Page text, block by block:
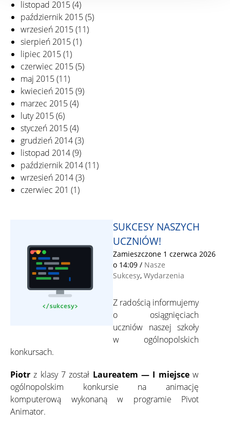
listopad 2015(4)
październik 2015(5)
wrzesień 2015(11)
sierpień 2015(1)
lipiec 2015(1)
czerwiec 2015(5)
maj 2015(11)
kwiecień 2015(9)
marzec 2015(4)
luty 2015(6)
styczeń 2015(4)
grudzień 2014(3)
listopad 2014(9)
październik 2014(11)
wrzesień 2014(3)
czerwiec 201 (1)
SUKCESY NASZYCH
UCZNIÓW!
Zamieszczone 1 czerwca 2026
o 14:09 / Nasze
Sukcesy, Wydarzenia
Z radością informujemy
o osiągnięciach
uczniów naszej szkoły
w ogólnopolskich
konkursach.
Piotr z klasy 7 został Laureatem — I miejscew
ogólnopolskim konkursie na animację
komputerową wykonaną w programie Pivot
Animator.